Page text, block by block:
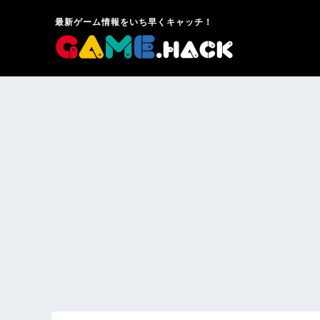
最新ゲーム情報をいち早くキャッチ！